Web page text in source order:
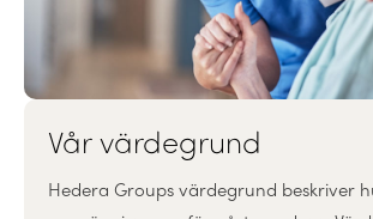
Vår värdegrund
Hedera Groups värdegrund beskriver